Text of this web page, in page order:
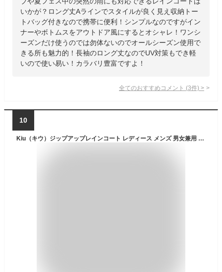
いかが？ロング丈Aラインでスタイルが良く見え収納トー
トバッグ付きなので携帯に便利！シンプルなのですがイン
ナーやボトムスをアウトドア風にするとオシャレ！ワンシ
ーズンだけ使うのでは勿体ないのでオールシーズン使用で
きる所も魅力的！長袖のロング丈なのでUV対策もでき軽
いので使い易い！カラバリ豊富ですよ！
全てのおすすめコメント (3件) >
10
Kiu（キウ）ジップアップレインコート レディース メンズ 男女兼用 防水 オシャレ ポケット止め水ファスナー防水 撥水加工カッパ レインコート レインウェア レインポンチョ ロング 通勤 通学用 リュック フェス 雨具【送料無料】